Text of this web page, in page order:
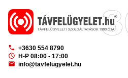
phone +3630 554 8790
schedule
H-P 08:00 - 17:00
mail info@tavfelugyelet.hu